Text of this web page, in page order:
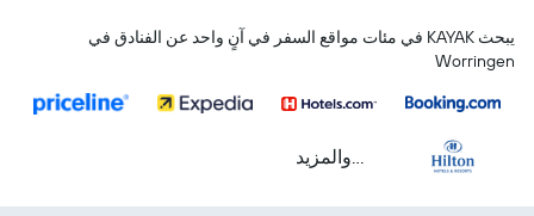
يبحث KAYAK في مئات مواقع السفر في آنٍ واحد عن الفنادق في
Worringen
...والمزيد